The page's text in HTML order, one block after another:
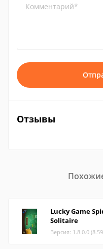
Комментарий*
Отзывы
Lucky Game
Solitaire
Версия: 1.8.0.0